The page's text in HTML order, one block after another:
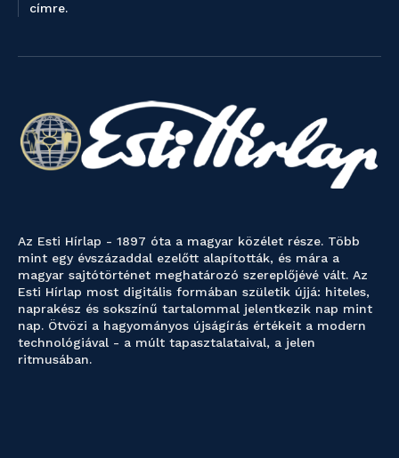
címre.
Az Esti Hírlap - 1897 óta a magyar közélet része. Több
mint egy évszázaddal ezelőtt alapították, és mára a
magyar sajtótörténet meghatározó szereplőjévé vált. Az
Esti Hírlap most digitális formában születik újjá: hiteles,
naprakész és sokszínű tartalommal jelentkezik nap mint
nap. Ötvözi a hagyományos újságírás értékeit a modern
technológiával - a múlt tapasztalataival, a jelen
ritmusában.